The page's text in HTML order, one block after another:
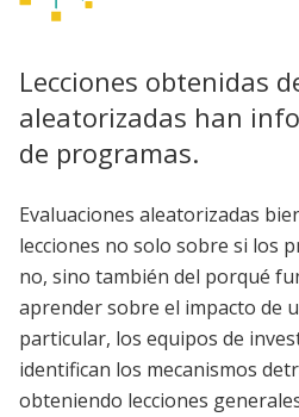
Lecciones obtenidas
aleatorizadas han
de programas.
Evaluaciones aleatorizadas
lecciones no solo sobre si los
no, sino también del porqué
aprender sobre el impacto de
particular, los equipos de
identifican los mecanismos
obteniendo lecciones